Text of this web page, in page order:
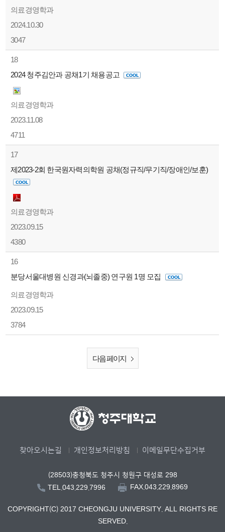
의료경영학과
2024.10.30
3047
18
2024 청주김안과 공채1기 채용공고
의료경영학과
2023.11.08
4711
17
제2023-2회 한국원자력의학원 공채(정규직/무기직/장애인/보훈)
의료경영학과
2023.09.15
4380
16
분당서울대병원 신경과(뇌졸중) 연구원 1명 모집
의료경영학과
2023.09.15
3784
다음 페이지
찾아오시는길 개인정보처리방침 이메일무단수집거부
(28503)충청북도 청주시 청원구 대성로 298
TEL.043.229.7996
FAX.043.229.8969
COPYRIGHT(C) 2017 CHEONGJU UNIVERSITY. ALL RIGHTS RE
SERVED.